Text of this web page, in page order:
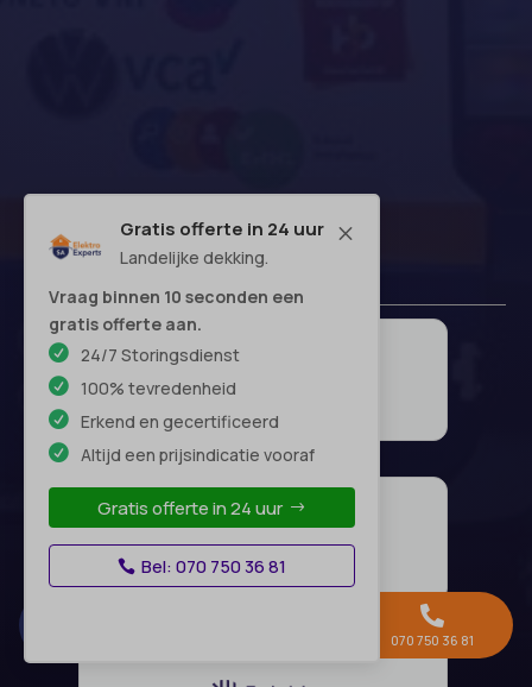
M
Gratis offerte in 24 uur
Landelijke dekking.
Vraag binnen 10 seconden een
gratis offerte aan.
24/7 Storingsdienst
100% tevredenheid
Erkend en gecertificeerd
Altijd een prijsindicatie vooraf
Gratis offerte in 24 uur
Bel: 070 750 36 81

070 750 36 81